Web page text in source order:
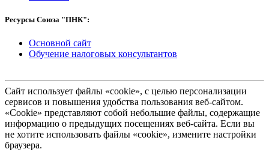
Ресурсы Союза "ПНК":
Основной сайт
Обучение налоговых консультантов
Сайт использует файлы «cookie», с целью персонализации
сервисов и повышения удобства пользования веб-сайтом.
«Cookie» представляют собой небольшие файлы, содержащие
информацию о предыдущих посещениях веб-сайта. Если вы
не хотите использовать файлы «cookie», измените настройки
браузера.